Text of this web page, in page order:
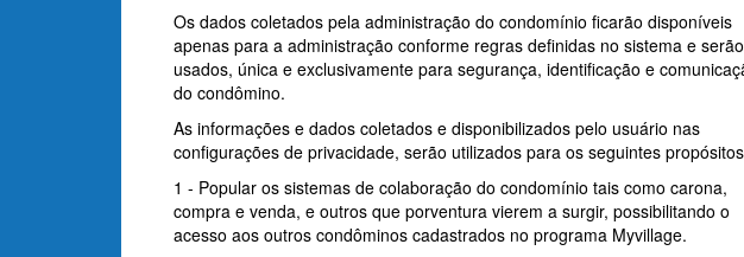
Os dados coletados pela administração do condomínio ficarão disponíveis
apenas para a administração conforme regras definidas no sistema e serão
usados, única e exclusivamente para segurança, identificação e
do condômino.
As informações e dados coletados e disponibilizados pelo usuário nas
configurações de privacidade, serão utilizados para os seguintes
1 - Popular os sistemas de colaboração do condomínio tais como carona,
compra e venda, e outros que porventura vierem a surgir, possibilitando o
acesso aos outros condôminos cadastrados no programa Myvillage.